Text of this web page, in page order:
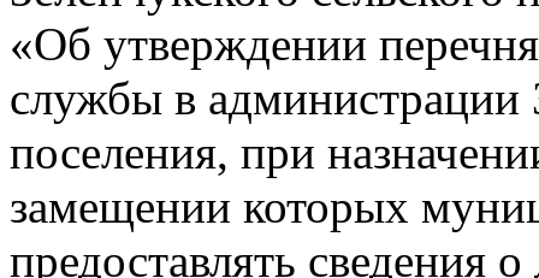
«Об утверждении
службы в администрации
поселения, при
замещении которых
предоставлять сведения